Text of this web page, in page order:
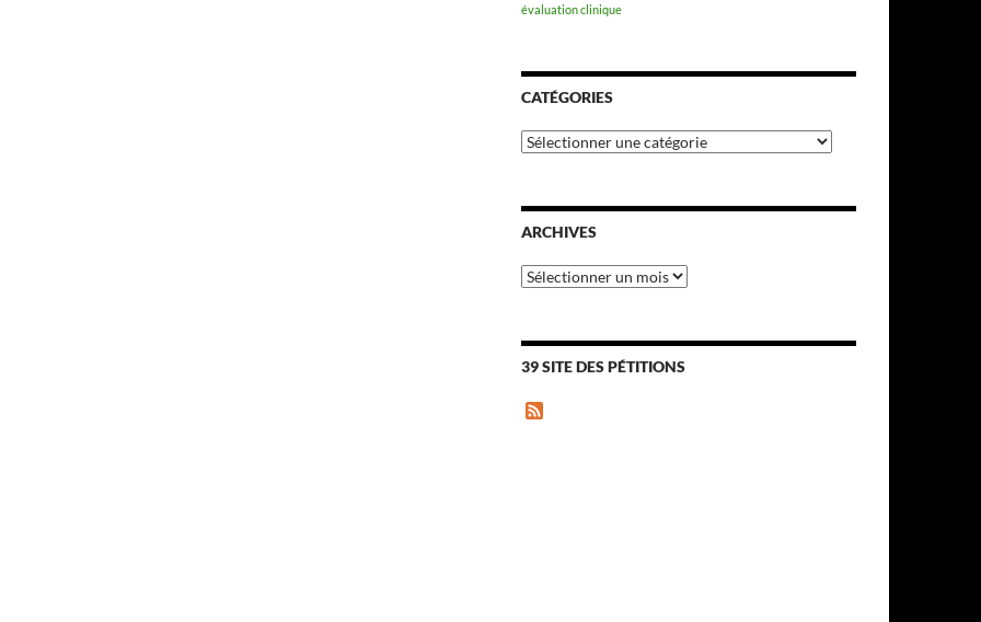
évaluation clinique
CATÉGORIES
Catégories
ARCHIVES
Archives
39 SITE DES PÉTITIONS